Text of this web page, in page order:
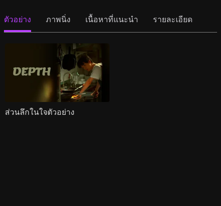
ตัวอย่าง ภาพนิ่ง เนื้อหาที่แนะนำ รายละเอียด
ส่วนลึกในใจตัวอย่าง